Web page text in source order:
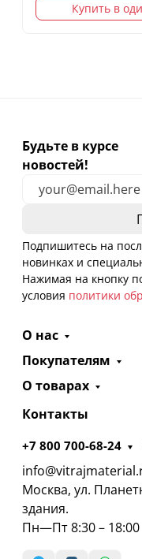
Купить в
Будьте в курсе
новостей!
Подпишитесь на
новинках и
Нажимая на кнопку
условия политики
О нас
Покупателям
О товарах
Контакты
+7 800 700-68-24
Москва, ул.
здания.
Пн—Пт 8:30 – 18:00